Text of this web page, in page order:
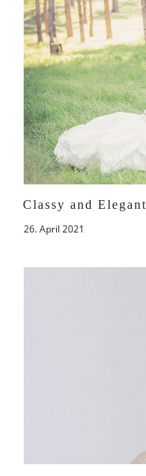
Classy and Elegant
26. April 2021